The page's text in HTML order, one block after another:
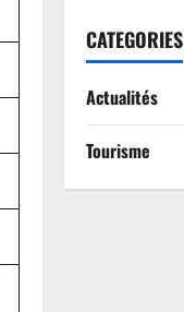
CATEGORIES
Actualités
Tourisme